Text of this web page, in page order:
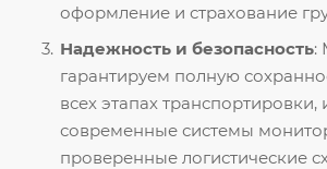
оформление и страхование
Надежность и безопасность:
гарантируем полную
всех этапах транспортировки,
современные системы
проверенные логистические